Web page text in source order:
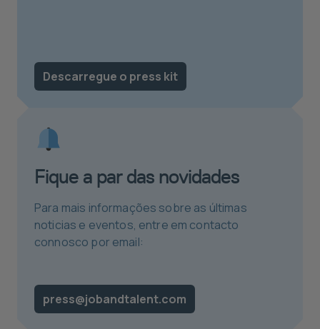
Descarregue o press kit
Fique a par das novidades
Para mais informações sobre as últimas
noticias e eventos, entre em contacto
connosco por email:
press@jobandtalent.com